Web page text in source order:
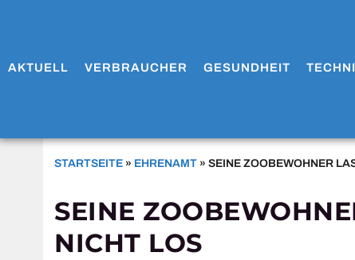
AKTUELL VERBRAUCHER GESUNDHEIT
STARTSEITE » EHRENAMT »SEINE ZOOBEWOHNER
SEINE
NICHT LOS